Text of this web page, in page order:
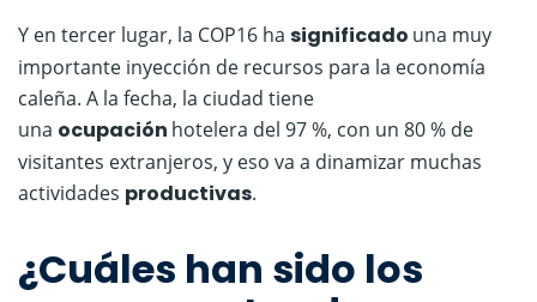
Y en tercer lugar, la COP16 ha significado una muy
importante inyección de recursos para la economía
caleña. A la fecha, la ciudad tiene
una ocupación hotelera del 97 %, con un 80 % de
visitantes extranjeros, y eso va a dinamizar muchas
actividades productivas.
¿Cuáles han sido los